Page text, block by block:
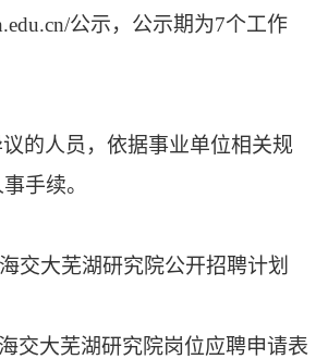
公示，公示期为7个工作
的人员，依据事业单位相关规
手续。
海交大芜湖研究院公开招聘计划
海交大芜湖研究院岗位应聘申请表